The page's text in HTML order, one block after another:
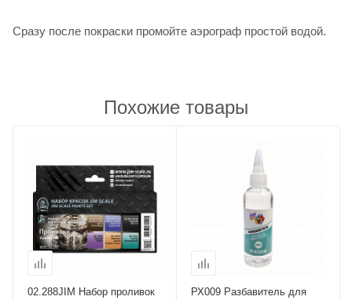
Сразу после покраски промойте аэрограф простой водой.
Похожие товары
02.288JIM Набор проливок
РХ009 Разбавитель для